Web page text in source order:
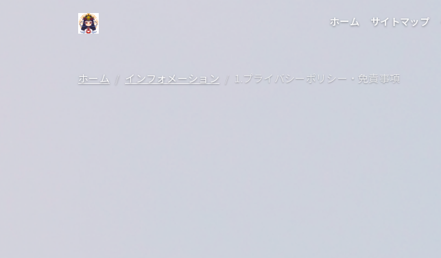
ホーム サイトマップ
ホーム インフォメーション 1.プライバシーポリシー・免責事項